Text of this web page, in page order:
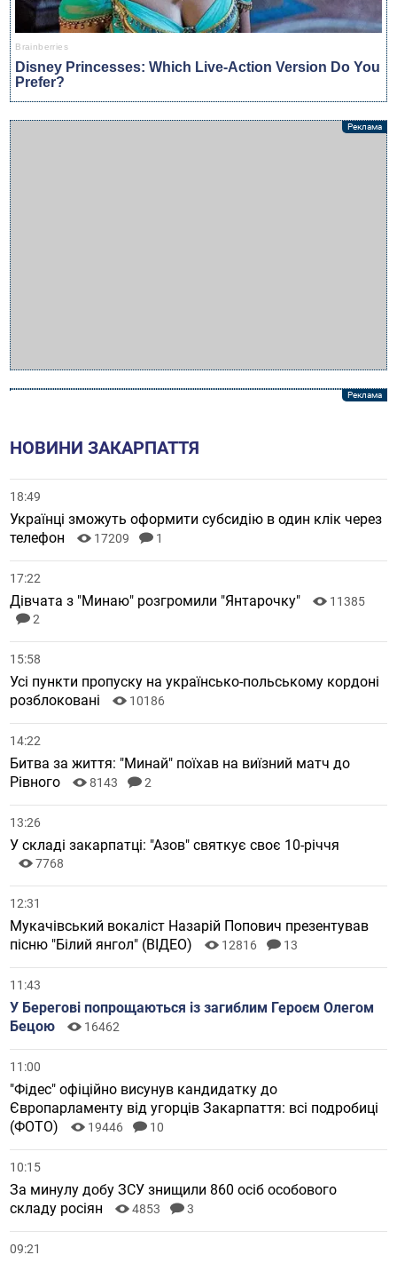
НОВИНИ ЗАКАРПАТТЯ
18:49
Українці зможуть оформити субсидію в один клік через
телефон
17209 1
17:22
Дівчата з "Минаю" розгромили "Янтарочку"
11385
2
15:58
Усі пункти пропуску на українсько-польському кордоні
розблоковані
10186
14:22
Битва за життя: "Минай" поїхав на виїзний матч до
Рівного
8143 2
13:26
У складі закарпатці: "Азов" святкує своє 10-річчя
7768
12:31
Мукачівський вокаліст Назарій Попович презентував
пісню "Білий янгол" (ВІДЕО)
12816 13
11:43
У Берегові попрощаються із загиблим Героєм Олегом
Бецою
16462
11:00
"Фідес" офіційно висунув кандидатку до
Європарламенту від угорців Закарпаття: всі подробиці
(ФОТО)
19446 10
10:15
За минулу добу ЗСУ знищили 860 осіб особового
складу росіян
4853 3
09:21